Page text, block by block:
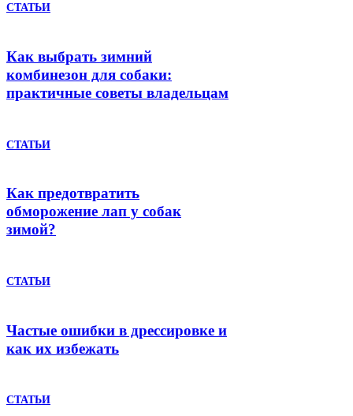
СТАТЬИ
Как выбрать зимний
комбинезон для собаки:
практичные советы владельцам
СТАТЬИ
Как предотвратить
обморожение лап у собак
зимой?
СТАТЬИ
Частые ошибки в дрессировке и
как их избежать
СТАТЬИ